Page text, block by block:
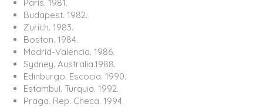
Paris. 1981.
Budapest. 1982.
Zurich. 1983.
Boston. 1984.
Madrid-Valencia. 1986.
Sydney. Australia.1988.
Edinburgo. Escocia. 1990.
Estambul. Turquia. 1992.
Praga. Rep. Checa. 1994.